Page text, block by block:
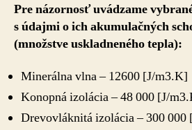
Pre názornosť uvádzame
s údajmi o ich akumulačných
(množstve uskladneného tepla):
Minerálna vlna – 12600 [J/m3.K]
Konopná izolácia – 48 000 [J/
Drevovláknitá izolácia – 300 000